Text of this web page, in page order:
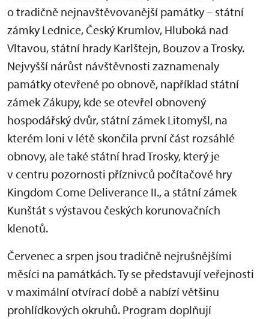
o tradičně nejnavštěvovanější památky – státní
zámky Lednice, Český Krumlov, Hluboká nad
Vltavou, státní hrady Karlštejn, Bouzov a Trosky.
Nejvyšší nárůst návštěvnosti zaznamenaly
památky otevřené po obnově, například státní
zámek Zákupy, kde se otevřel obnovený
hospodářský dvůr, státní zámek Litomyšl, na
kterém loni v létě skončila první část rozsáhlé
obnovy, ale také státní hrad Trosky, který je
v centru pozornosti příznivců počítačové hry
Kingdom Come Deliverance II., a státní zámek
Kunštát s výstavou českých korunovačních
klenotů.
Červenec a srpen jsou tradičně nejrušnějšími
měsíci na památkách. Ty se představují veřejnosti
v maximální otvírací době a nabízí většinu
prohlídkových okruhů. Program doplňují